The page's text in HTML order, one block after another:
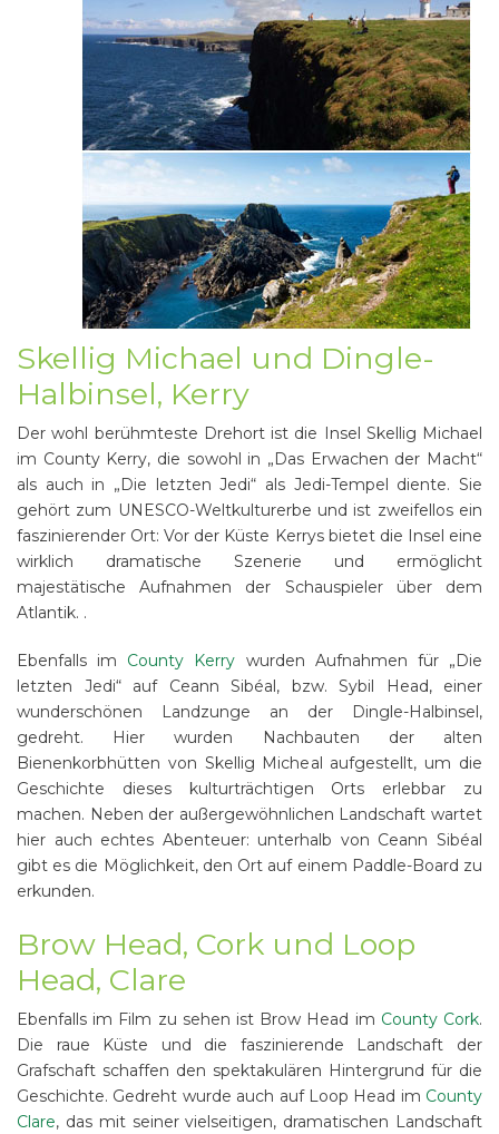
Skellig Michael und Dingle-
Halbinsel, Kerry
Der wohl berühmteste Drehort ist die Insel Skellig Michael
im County Kerry, die sowohl in „Das Erwachen der Macht“
als auch in „Die letzten Jedi“ als Jedi-Tempel diente. Sie
gehört zum UNESCO-Weltkulturerbe und ist zweifellos ein
faszinierender Ort: Vor der Küste Kerrys bietet die Insel eine
wirklich dramatische Szenerie und ermöglicht
majestätische Aufnahmen der Schauspieler über dem
Atlantik. .
Ebenfalls im County Kerry wurden Aufnahmen für „Die
letzten Jedi“ auf Ceann Sibéal, bzw. Sybil Head, einer
wunderschönen Landzunge an der Dingle-Halbinsel,
gedreht. Hier wurden Nachbauten der alten
Bienenkorbhütten von Skellig Micheal aufgestellt, um die
Geschichte dieses kulturträchtigen Orts erlebbar zu
machen. Neben der außergewöhnlichen Landschaft wartet
hier auch echtes Abenteuer: unterhalb von Ceann Sibéal
gibt es die Möglichkeit, den Ort auf einem Paddle-Board zu
erkunden.
Brow Head, Cork und Loop
Head, Clare
Ebenfalls im Film zu sehen ist Brow Head im County Cork.
Die raue Küste und die faszinierende Landschaft der
Grafschaft schaffen den spektakulären Hintergrund für die
Geschichte. Gedreht wurde auch auf Loop Head im County
Clare, das mit seiner vielseitigen, dramatischen Landschaft